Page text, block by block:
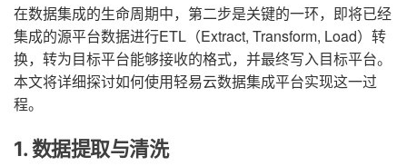
在数据集成的生命周期中，第二步是关键的一环，即将已经
集成的源平台数据进行ETL（Extract, Transform, Load）转
换，转为目标平台能够接收的格式，并最终写入目标平台。
本文将详细探讨如何使用轻易云数据集成平台实现这一过
程。
1. 数据提取与清洗